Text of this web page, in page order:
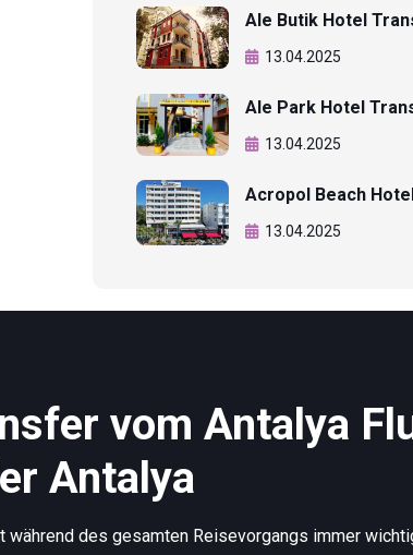
Ale Butik Hotel
13.04.2025
Ale Park Hotel
13.04.2025
Acropol Beach
13.04.2025
vom Antalya
Antalya
des gesamten Reisevorgangs immer